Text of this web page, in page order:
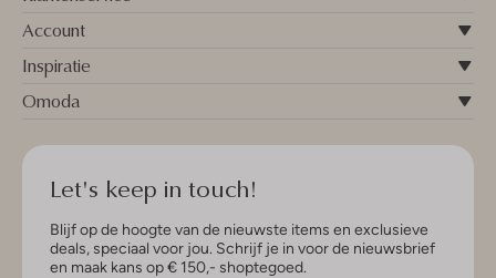
Account
Inspiratie
Omoda
Let's keep in touch!
Blijf op de hoogte van de nieuwste items en exclusieve
deals, speciaal voor jou. Schrijf je in voor de nieuwsbrief
en maak kans op € 150,- shoptegoed.